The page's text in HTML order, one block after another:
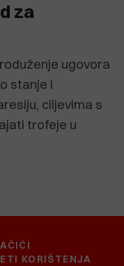
za
ugovora
stanje i
ciljevima s
trofeje u
KORIŠTENJA